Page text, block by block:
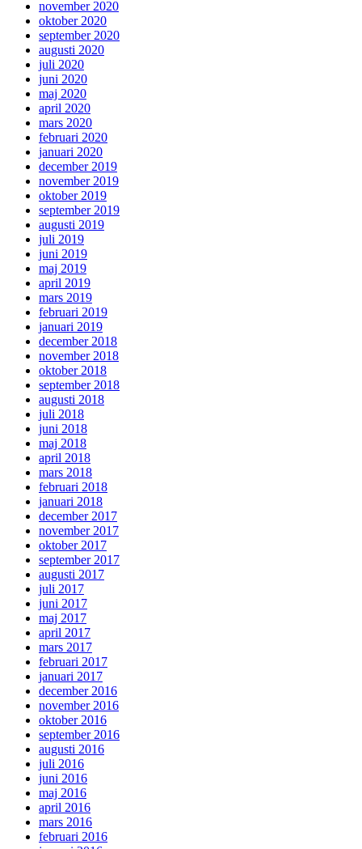
november 2020
oktober 2020
september 2020
augusti 2020
juli 2020
juni 2020
maj 2020
april 2020
mars 2020
februari 2020
januari 2020
december 2019
november 2019
oktober 2019
september 2019
augusti 2019
juli 2019
juni 2019
maj 2019
april 2019
mars 2019
februari 2019
januari 2019
december 2018
november 2018
oktober 2018
september 2018
augusti 2018
juli 2018
juni 2018
maj 2018
april 2018
mars 2018
februari 2018
januari 2018
december 2017
november 2017
oktober 2017
september 2017
augusti 2017
juli 2017
juni 2017
maj 2017
april 2017
mars 2017
februari 2017
januari 2017
december 2016
november 2016
oktober 2016
september 2016
augusti 2016
juli 2016
juni 2016
maj 2016
april 2016
mars 2016
februari 2016